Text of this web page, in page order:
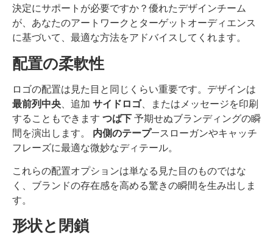
決定にサポートが必要ですか？優れたデザインチーム
が、あなたのアートワークとターゲットオーディエンス
に基づいて、最適な方法をアドバイスしてくれます。
配置の柔軟性
ロゴの配置は見た目と同じくらい重要です。デザインは
最前列中央、追加 サイドロゴ、またはメッセージを印刷
することもできます つば下予期せぬブランディングの瞬
間を演出します。 内側のテープ—スローガンやキャッチ
フレーズに最適な微妙なディテール。
これらの配置オプションは単なる見た目のものではな
く、ブランドの存在感を高める驚きの瞬間を生み出しま
す。
形状と閉鎖